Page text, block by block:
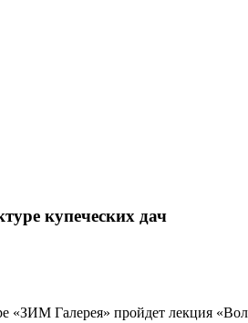
купеческих дач
«ЗИМ Галерея» пройдет лекция